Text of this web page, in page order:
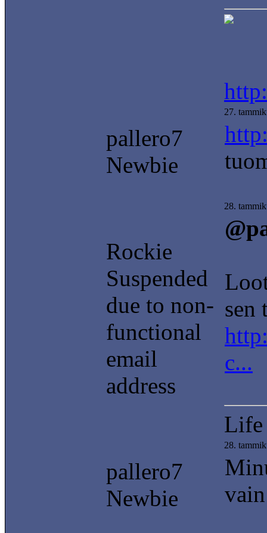
pallero7
Newbie
27.
Rockie
Suspended
due to non-
functional
email
address
28.
sen
c...
Life
pallero7
Newbie
28.